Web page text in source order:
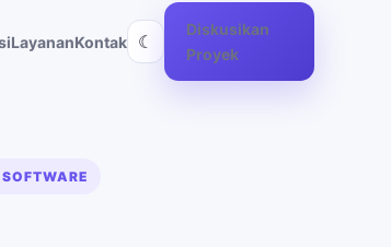
LayananKontak ☾
Diskusikan
Proyek